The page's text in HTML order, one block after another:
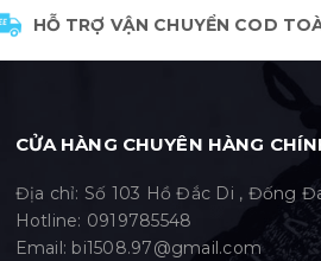
HỖ TRỢ VẬN CHUYỂN COD
CỬA HÀNG CHUYÊN HÀNG
Địa chỉ: Số 103 Hồ Đắc Di , Đống
Hotline: 0919785548
Email: bi1508.97@gmail.com